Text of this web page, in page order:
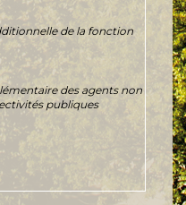
de la fonction
des agents non
publiques